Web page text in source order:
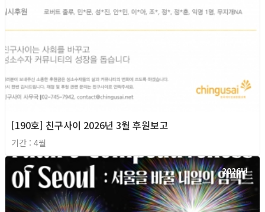
[190호] 친구사이 2026년 3월 후원보고
기간 : 4월
2026년